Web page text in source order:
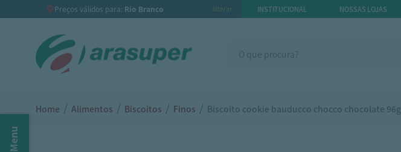
Preços válidos para: Rio Branco alterar INSTITUCIONAL NOSSAS LOJAS
Menu
Home / Alimentos / Biscoitos / Finos / Biscoito cookie bauducco chocco chocolate 96g